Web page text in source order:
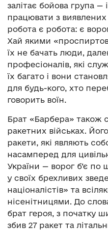
залітає бойова група
працювати з
робота є робота: є
Хай якими
їх не бачать люди,
професіоналів, які
їх багато і вони
для будь-кого, хто
говорить воїн.
Брат «Барбера» також
ракетних військах.
ракети, які являють
насамперед для
України — ворог б’є по
у своїх брехливих
націоналістів» та
нісенітницями. До
брат героя, з початку
збив 27 ракет та